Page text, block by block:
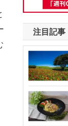
注目記事